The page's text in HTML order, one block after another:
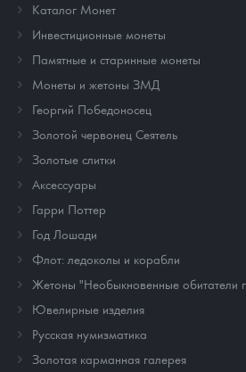
Каталог Монет
Инвестиционные монеты
Памятные и старинные монеты
Монеты и жетоны ЗМД
Георгий Победоносец
Золотой червонец Сеятель
Золотые слитки
Аксессуары
Гарри Поттер
Год Лошади
Флот: ледоколы и корабли
Жетоны "Необыкновенные обитатели
Ювелирные изделия
Русская нумизматика
Золотая карманная галерея